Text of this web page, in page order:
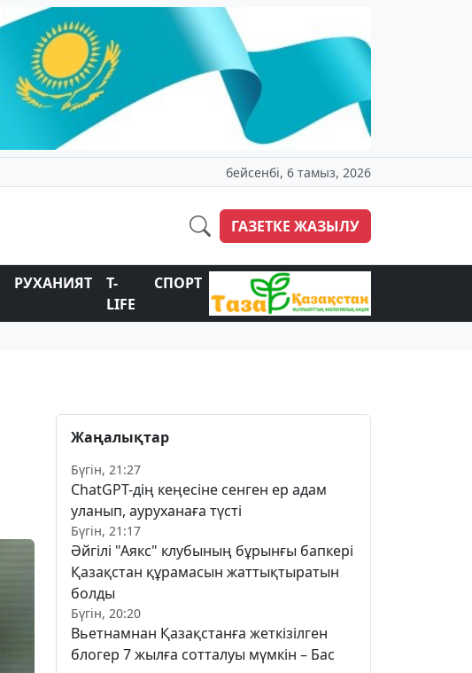
бейсенбі, 6 тамыз, 2026
ГАЗЕТКЕ ЖАЗЫЛУ
РУХАНИЯТ
T-
LIFE
СПОРТ
Жаңалықтар
Бүгін, 21:27
ChatGPT-дің кеңесіне сенген ер адам
уланып, ауруханаға түсті
Бүгін, 21:17
Әйгілі "Аякс" клубының бұрынғы бапкері
Қазақстан құрамасын жаттықтыратын
болды
Бүгін, 20:20
Вьетнамнан Қазақстанға жеткізілген
блогер 7 жылға сотталуы мүмкін – Бас